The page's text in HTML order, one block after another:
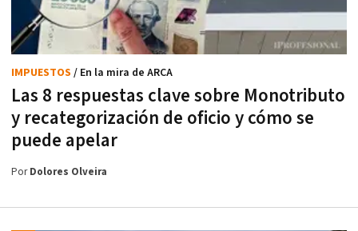
Las 8 respuestas clave sobre Monotributo
y recategorización de oficio y cómo se
puede apelar
IMPUESTOS / En la mira de ARCA
PorDolores Olveira